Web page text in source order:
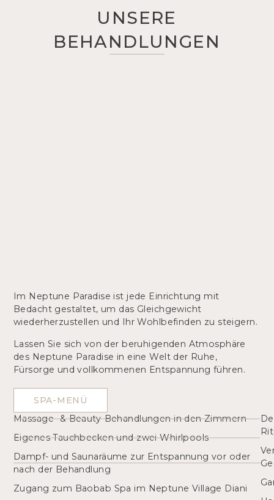
UNSERE
BEHANDLUNGEN
Im Neptune Paradise ist jede Einrichtung mit
Bedacht gestaltet, um das Gleichgewicht
wiederherzustellen und Ihr Wohlbefinden zu steigern.
Lassen Sie sich von der beruhigenden Atmosphäre
des Neptune Paradise in eine Welt der Ruhe,
Fürsorge und vollkommenen Entspannung führen.
SPA-MENÜ
Massage- & Beauty-Behandlungen in den Zimmern
Eigenes Tauchbecken und zwei Whirlpools
Dampf- und Saunaräume zur Entspannung vor oder
nach der Behandlung
Zugang zum Baobab Spa im Neptune Village Diani